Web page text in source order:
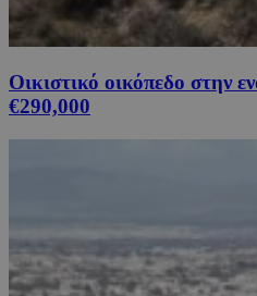
Οικιστικό οικόπεδο στην
€290,000